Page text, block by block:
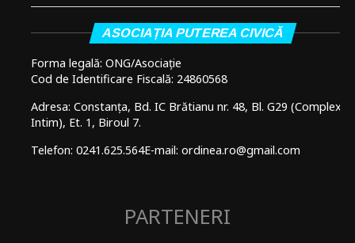
ASOCIAȚIA PUTEREA CIVICĂ
Forma legală: ONG/Asociație
Cod de Identificare Fiscală: 24860568
Adresa: Constanța, Bd. IC Brătianu nr. 48, Bl. G29 (Complex
Intim), Et. 1, Biroul 7.
Telefon: 0241.625.564E-mail: ordinea.ro@gmail.com
PARTENERI